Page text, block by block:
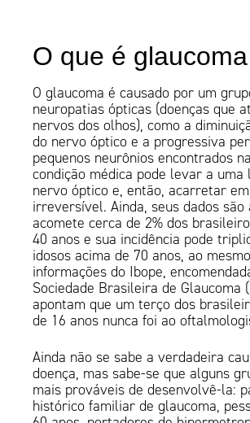
O que é glaucoma
O glaucoma é causado por um
neuropatias ópticas (doenças que
nervos dos olhos), como a
do nervo óptico e a progressiva
pequenos neurônios encontrados
condição médica pode levar a uma
nervo óptico e, então, acarretar
irreversível. Ainda, seus dados são
acomete cerca de 2% dos
40 anos e sua incidência pode
idosos acima de 70 anos, ao
informações do Ibope,
Sociedade Brasileira de Glaucoma
apontam que um terço dos
de 16 anos nunca foi ao
Ainda não se sabe a verdadeira
doença, mas sabe-se que alguns
mais prováveis de desenvolvê-la:
histórico familiar de glaucoma,